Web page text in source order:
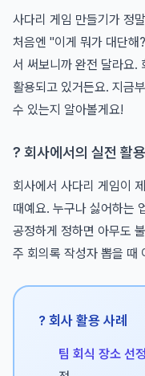
사다리 게임 만들기가 정
처음엔 "이게 뭐가 대단해
서 써보니까 완전 달라요.
활용되고 있거든요. 지금
수 있는지 알아볼게요!
? 회사에서의 실전 활
회사에서 사다리 게임이
때예요. 누구나 싫어하는
공정하게 정하면 아무도
주 회의록 작성자 뽑을 때
? 회사 활용 사례
팀 회식 장소 선정